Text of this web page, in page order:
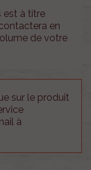
est à titre
en
de votre
sur le produit
à